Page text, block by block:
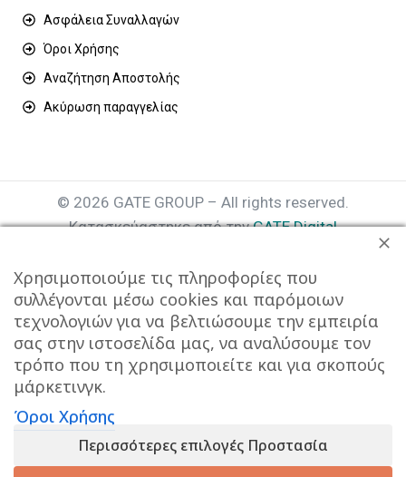
Ασφάλεια Συναλλαγών
Όροι Χρήσης
Αναζήτηση Αποστολής
Ακύρωση παραγγελίας
© 2026 GATE GROUP – All rights reserved.
Κατασκεύαστηκε από τηνGATE Digital
Αριθμός Γ.Ε.ΜΗ. : 077935642000
χρησιμοποιεί το Google Analytics για τη συλλογή μη-
Χρησιμοποιούμε τις πληροφορίες που
συλλέγονται μέσω cookies και παρόμοιων
τεχνολογιών για να βελτιώσουμε την εμπειρία
σας στην ιστοσελίδα μας, να αναλύσουμε τον
τρόπο που τη χρησιμοποιείτε και για σκοπούς
μάρκετινγκ.
Όροι Χρήσης
Περισσότερες επιλογές Προστασία